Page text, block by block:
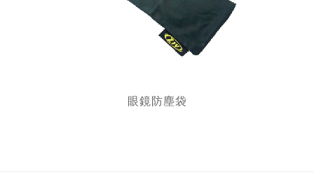
眼鏡防塵袋